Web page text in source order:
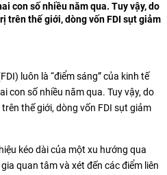
con số nhiều năm qua. Tuy vậy, do
trên thế giới, dòng vốn FDI sụt giảm
luôn là “điểm sáng” của kinh tế
con số nhiều năm qua. Tuy vậy, do
thế giới, dòng vốn FDI sụt giảm
kéo dài của một xu hướng qua
quan tâm và xét đến các điểm liên